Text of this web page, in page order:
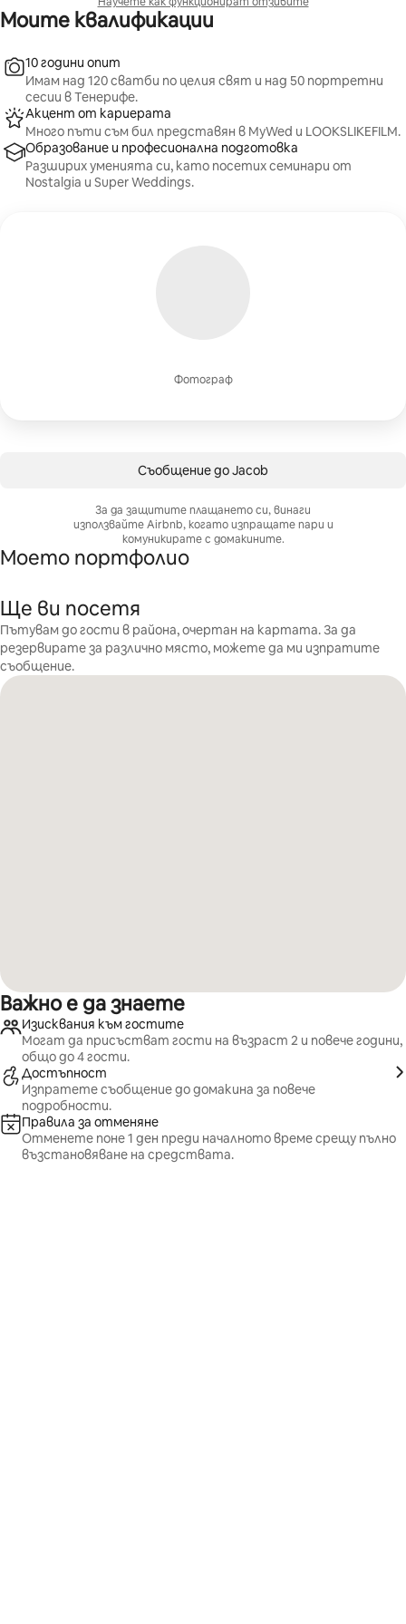
Моите квалификации
Фотограф
10 години опит
Имам над 120 сватби по целия свят и над 50 портретни
сесии в Тенерифе.
Акцент от кариерата
Много пъти съм бил представян в MyWed и LOOKSLIKEFILM.
Образование и професионална подготовка
Разширих уменията си, като посетих семинари от
Nostalgia и Super Weddings.
Съобщение до Jacob
За да защитите плащането си, винаги
използвайте Airbnb, когато изпращате пари и
комуникирате с домакините.
Моето портфолио
Ще ви посетя
Пътувам до гости в района, очертан на картата. За да
резервирате за различно място, можете да ми изпратите
съобщение.
Важно е да знаете
Изисквания към гостите
Могат да присъстват гости на възраст 2 и повече години,
общо до 4 гости.
Достъпност
Изпратете съобщение до домакина за повече
подробности.
Правила за отменяне
Отменете поне 1 ден преди началното време срещу пълно
възстановяване на средствата.